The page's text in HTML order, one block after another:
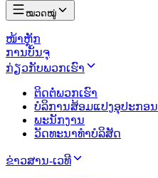
ໝວດໝູ່
ໜ້າຫຼັກ
ການບັນຈຸ
ກ່ຽວກັບພວກເຮົາ
ຕິດຕໍ່ພວກເຮົາ
ບໍລິການສ້ອມແປງອຸປະກອນ
ພະນັກງານ
ວັດທະນາທຳບໍລິສັດ
ຂ່າວສານ-ເວທີ